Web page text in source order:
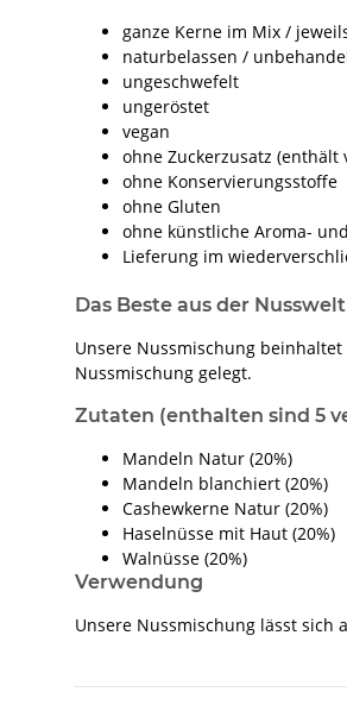
ganze Kerne im Mix /
naturbelassen /
ungeschwefelt
ungeröstet
vegan
ohne Zuckerzusatz (enthält
ohne Konservierungsstoffe
ohne Gluten
ohne künstliche Aroma-
Lieferung im
Das Beste aus der
Unsere Nussmischung
Nussmischung gelegt.
Zutaten (enthalten sind 5
Mandeln Natur (20%)
Mandeln blanchiert (20%)
Cashewkerne Natur (20%)
Haselnüsse mit Haut (20%)
Walnüsse (20%)
Verwendung
Unsere Nussmischung lässt sich